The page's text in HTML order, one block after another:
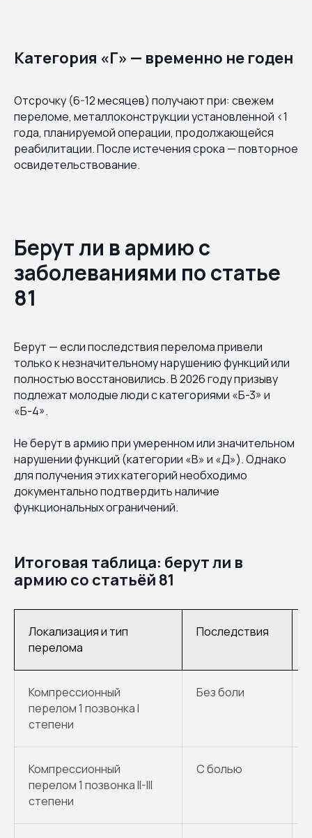
Категория «Г» — временно не годен
Отсрочку (6-12 месяцев) получают при: свежем
переломе, металлоконструкции установленной <1
года, планируемой операции, продолжающейся
реабилитации. После истечения срока — повторное
освидетельствование.
Берут ли в армию с
заболеваниями по статье
81
Берут — если последствия перелома привели
только к незначительному нарушению функций или
полностью восстановились. В 2026 году призыву
подлежат молодые люди с категориями «Б-3» и
«Б-4».
Не берут в армию при умеренном или значительном
нарушении функций (категории «В» и «Д»). Однако
для получения этих категорий необходимо
документально подтвердить наличие
функциональных ограничений.
Итоговая таблица: берут ли в
армию со статьёй 81
Локализация и тип
перелома
Последствия
Компрессионный
перелом 1 позвонка I
степени
Без боли
Компрессионный
перелом 1 позвонка II-III
степени
С болью